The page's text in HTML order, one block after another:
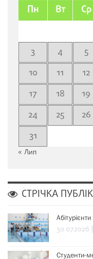
Пн Вт Ср
3
4 5
10
11 12
17
18 19
24
25 26
31
« Лип
СТРІЧКА
30.07.2026
Студенти-